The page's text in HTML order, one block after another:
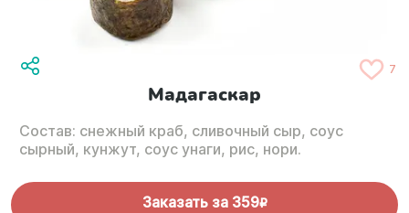
7
Мадагаскар
Состав: снежный краб, сливочный сыр, соус
сырный, кунжут, соус унаги, рис, нори.
Заказать за 359R